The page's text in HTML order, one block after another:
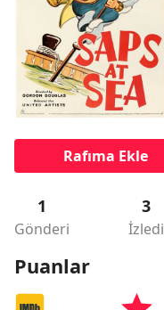
Rafıma Ekle
1
Gönderi
3
İzledi
Puanlar